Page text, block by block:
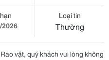
2026
Loại tin
Thường
vặt, quý khách vui lòng không